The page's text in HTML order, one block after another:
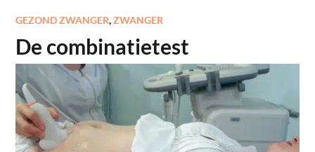
GEZOND ZWANGER,ZWANGER
De combinatietest